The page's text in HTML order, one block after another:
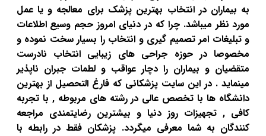
به بیماران در انتخاب بهترین پزشک برای معالجه و یا عمل
مورد نظر میباشد. چرا که در دنیای امروز حجم وسیع اطلاعات
و تبلیغات امر تصمیم گیری و انتخاب را بسیار سخت نموده و
مخصوصا در حوزه جراحی های زیبایی انتخاب نادرست
متقضیان و بیماران را دچار عواقب و لطمات جبران ناپذیر
مینماید . در این سایت پزشکانی که فارغ التحصیل از بهترین
دانشگاه ها با تخصص عالی در رشته های مربوطه , با تجربه
کافی , تجهیزات روز دنیا و بیشترین رضایتمندی مراجعه
کنندگان به شما معرفی میگردد. پزشکان فقط در رابطه با